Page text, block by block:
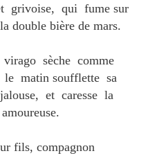
grivoise, qui fume sur
double bière de mars.
sèche comme
matin soufflette sa
et caresse la
fils, compagnon